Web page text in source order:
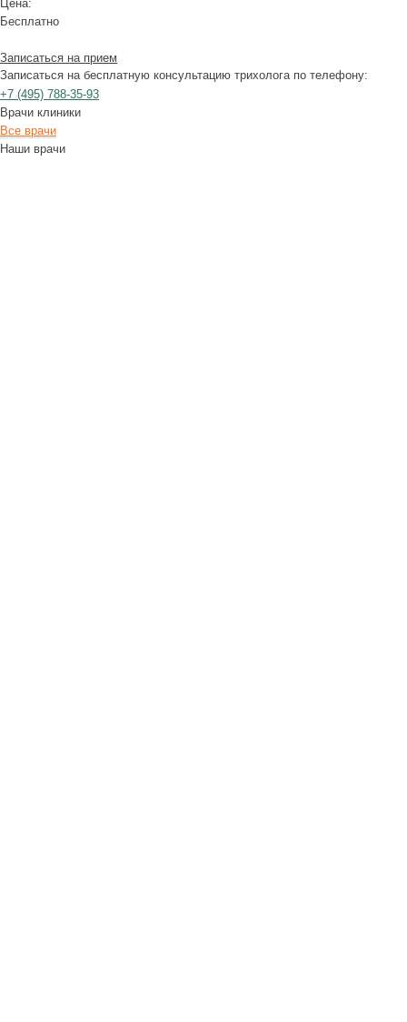
Цена:
Бесплатно
Записаться на прием
Записаться на бесплатную консультацию трихолога по телефону:
+7 (495) 788-35-93
Врачи клиники
Все врачи
Наши врачи